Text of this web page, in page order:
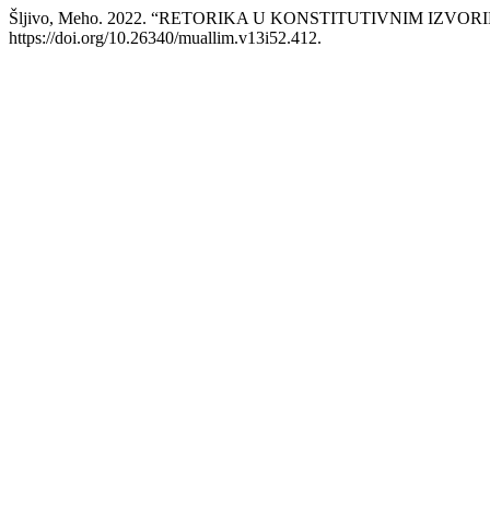
Šljivo, Meho. 2022. “RETORIKA U KONSTITUTIVNIM
https://doi.org/10.26340/muallim.v13i52.412.